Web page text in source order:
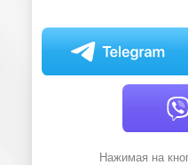
Нажимая на